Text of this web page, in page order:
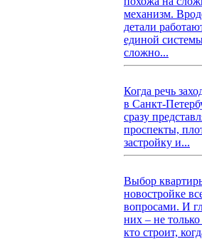
механизм.
детали
единой
сложно...
Когда речь
в Санкт-
сразу
проспекты,
застройку и...
Выбор
новостройке
вопросами. И
них – не
кто строит,